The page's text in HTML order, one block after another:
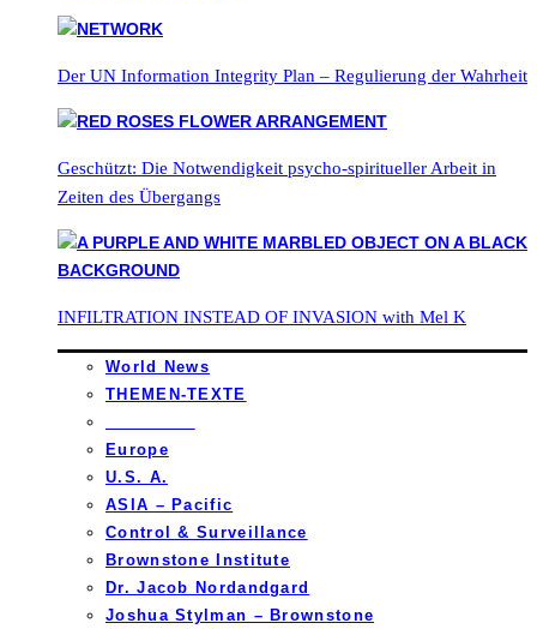
Der UN Information Integrity Plan – Regulierung der Wahrheit
Geschützt: Die Notwendigkeit psycho-spiritueller Arbeit in
Zeiten des Übergangs
INFILTRATION INSTEAD OF INVASION with Mel K
World News
THEMEN-TEXTE
Europe
U.S. A.
ASIA – Pacific
Control & Surveillance
Brownstone Institute
Dr. Jacob Nordandgard
Joshua Stylman – Brownstone